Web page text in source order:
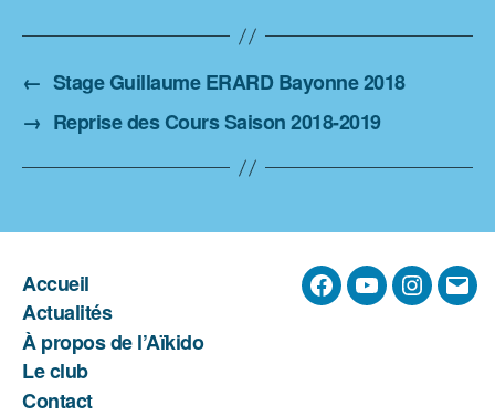
← Stage Guillaume ERARD Bayonne 2018
→ Reprise des Cours Saison 2018-2019
Accueil
Actualités
À propos de l’Aïkido
Le club
Contact
FacebookYouTube E-